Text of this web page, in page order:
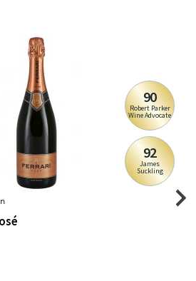
90
Robert Parker
Wine Advocate
92
James
Suckling